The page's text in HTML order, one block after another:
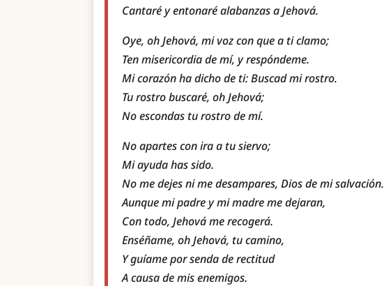
Cantaré y entonaré alabanzas a Jehová.
Oye, oh Jehová, mi voz con que a ti clamo;
Ten misericordia de mí, y respóndeme.
Mi corazón ha dicho de ti: Buscad mi rostro.
Tu rostro buscaré, oh Jehová;
No escondas tu rostro de mí.
No apartes con ira a tu siervo;
Mi ayuda has sido.
No me dejes ni me desampares, Dios de mi salvación.
Aunque mi padre y mi madre me dejaran,
Con todo, Jehová me recogerá.
Enséñame, oh Jehová, tu camino,
Y guíame por senda de rectitud
A causa de mis enemigos.